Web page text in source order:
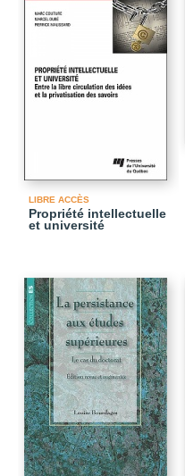
LIBRE ACCÈS
Propriété intellectuelle
et université